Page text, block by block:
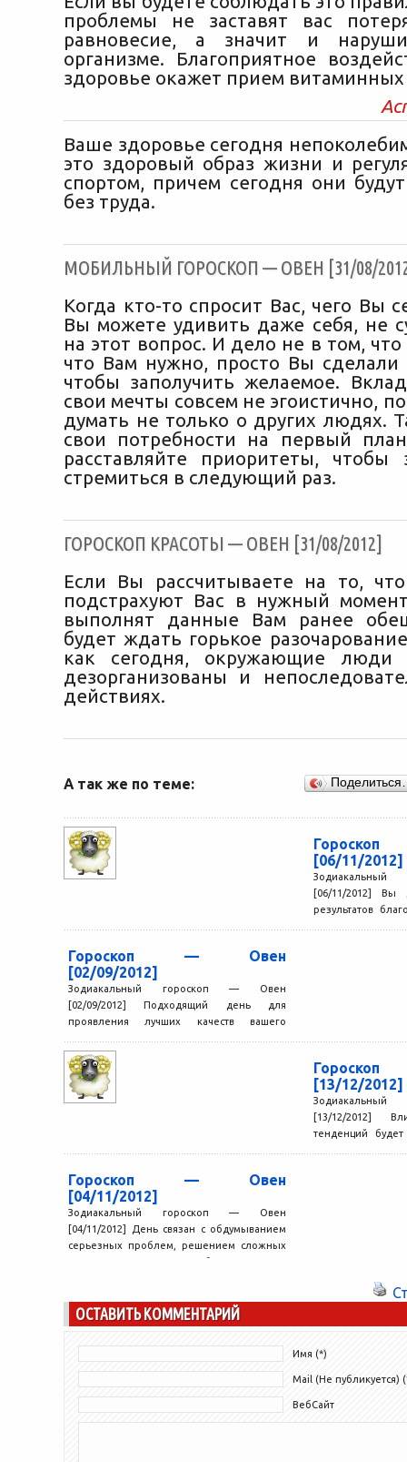
проблемы не заставят вас
равновесие, а значит и
организме. Благоприятное
здоровье окажет прием витаминных
Ваше здоровье сегодня
это здоровый образ жизни и
спортом, причем сегодня они
без труда.
МОБИЛЬНЫЙ ГОРОСКОП — ОВЕН [31/08/
Когда кто-то спросит Вас, чего Вы
Вы можете удивить даже себя, не
на этот вопрос. И дело не в том, что
что Вам нужно, просто Вы сделали
чтобы заполучить желаемое.
свои мечты совсем не эгоистично,
думать не только о других людях.
свои потребности на первый
расставляйте приоритеты, чтобы
стремиться в следующий раз.
ГОРОСКОП КРАСОТЫ — ОВЕН [31/08/2012]
Если Вы рассчитываете на то,
подстрахуют Вас в нужный
выполнят данные Вам ранее
будет ждать горькое
как сегодня, окружающие люди
дезорганизованы и
действиях.
А так же по теме:
[06/11/2012]
[06/11/2012] Вы
результатов
Гороскоп — Овен
[02/09/2012]
Зодиакальный гороскоп — Овен
[02/09/2012] Подходящий день для
проявления лучших качеств вашего
находчивость помогают не только
достичь...
[13/12/2012]
[13/12/2012]
тенденций
Гороскоп — Овен
[04/11/2012]
Зодиакальный гороскоп — Овен
[04/11/2012] День связан с обдумыванием
серьезных проблем, решением сложных
вопросов. Овны способны провести
ОСТАВИТЬ КОММЕНТАРИЙ
Имя (*)
Mail (Не публикуется)
ВебСайт